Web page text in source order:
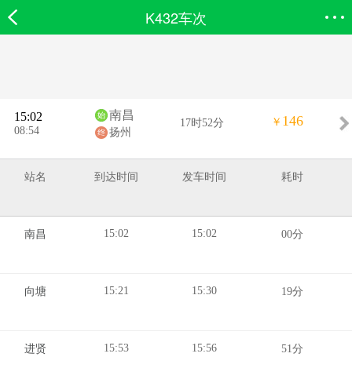
K432车次
15:02
08:54
南昌
扬州
17时52分 ￥ 146
站名 到达时间 发车时间 耗时
南昌 15:02 15:02 00分
向塘 15:21 15:30 19分
进贤 15:53 15:56 51分